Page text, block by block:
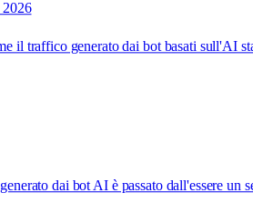
2026
il traffico generato dai bot basati sull'AI
dai bot AI è passato dall'essere